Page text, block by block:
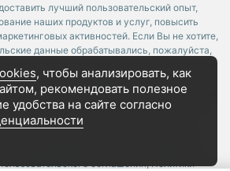
лучший пользовательский опыт,
наших продуктов и услуг, повысить
активностей. Если Вы не хотите,
данные обрабатывались, пожалуйста,
в своём браузере. Данные, указанные в
исключительно информационный характер и
является публичной офертой, определяемой
Гражданского кодекса РФ. Используя без
на портале Rokotinfo, в. т.ч.
заявки посредством электронной почты
Вы подтверждаете, что ознакомлены и
соглашения,Политики
, чтобы анализировать, как
рекомендовать полезное
удобства на сайте согласно